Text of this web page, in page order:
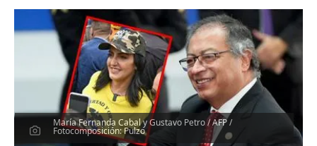
María Fernanda Cabal y Gustavo Petro / AFP /
Fotocomposición: Pulzo